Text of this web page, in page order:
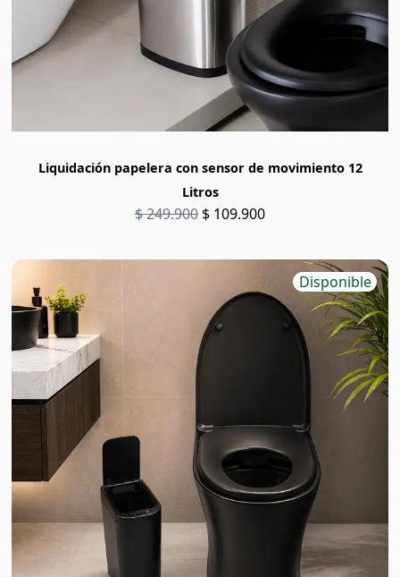
Liquidación papelera con sensor de movimiento 12
Litros
$ 249.900 $ 109.900
Disponible